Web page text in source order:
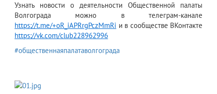
Узнать новости о деятельности Общественной палаты
Волгограда можно в телеграм-канале
https://t.me/+oR_iAPRrgPczMmRi и в сообществе ВКонтакте
https://vk.com/club228962996
#общественнаяпалатаволгограда